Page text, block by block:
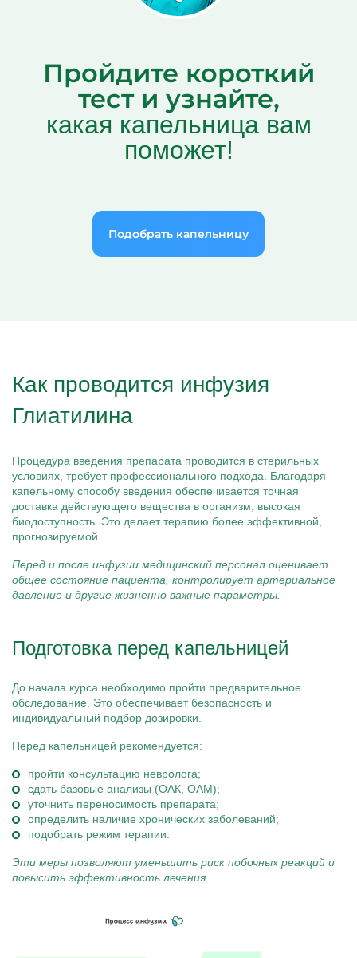
Пройдите короткий
тест и узнайте,
какая капельница вам
поможет!
Подобрать капельницу
Как проводится инфузия
Глиатилина
Процедура введения препарата проводится в стерильных
условиях, требует профессионального подхода. Благодаря
капельному способу введения обеспечивается точная
доставка действующего вещества в организм, высокая
биодоступность. Это делает терапию более эффективной,
прогнозируемой.
Перед и после инфузии медицинский персонал оценивает
общее состояние пациента, контролирует артериальное
давление и другие жизненно важные параметры.
Подготовка перед капельницей
До начала курса необходимо пройти предварительное
обследование. Это обеспечивает безопасность и
индивидуальный подбор дозировки.
Перед капельницей рекомендуется:
пройти консультацию невролога;
сдать базовые анализы (ОАК, ОАМ);
уточнить переносимость препарата;
определить наличие хронических заболеваний;
подобрать режим терапии.
Эти меры позволяют уменьшить риск побочных реакций и
повысить эффективность лечения.